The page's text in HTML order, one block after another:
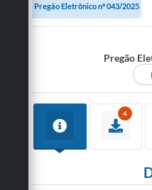
Pregão Eletrônico nº 043/2025
Pregão
4